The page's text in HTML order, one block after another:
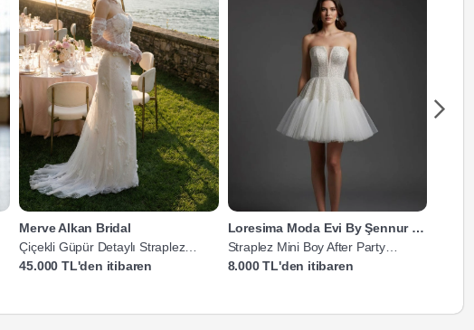
Merve Alkan Bridal
Çiçekli Güpür Detaylı Straplez
Gelinlik
45.000 TL'den itibaren
Loresima Moda Evi By Şennur Kosif
Straplez Mini Boy After Party
Gelinliği
8.000 TL'den itibaren